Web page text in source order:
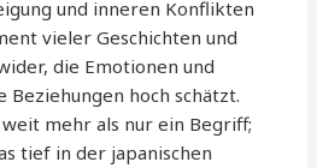
und inneren Konflikten
vieler Geschichten und
die Emotionen und
Beziehungen hoch schätzt.
mehr als nur ein Begriff;
tief in der japanischen